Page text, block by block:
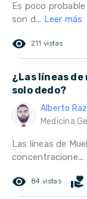
Es poco
son d... Leer más
remove_red_eye 211 vistas
¿Las líneas
solo dedo?
Alberto
Medicina
Las líneas de
concentracione...
remove_red_eye 84 vistas volunteer_activism